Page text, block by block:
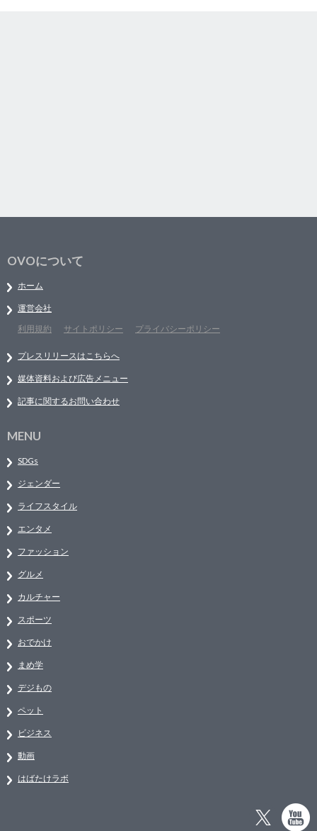
OVOについて
ホーム
運営会社
利用規約
サイトポリシー プライバシーポリシー
プレスリリースはこちらへ
媒体資料および広告メニュー
記事に関するお問い合わせ
MENU
SDGs
ジェンダー
ライフスタイル
エンタメ
ファッション
グルメ
カルチャー
スポーツ
おでかけ
まめ学
デジもの
ペット
ビジネス
動画
はばたけラボ